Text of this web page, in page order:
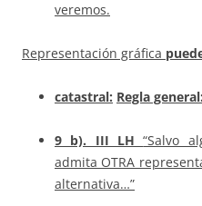
veremos.
Representación gráfica
catastral: Regla general:
9 b). III LH“Salvo
admita OTRA
alternativa…”